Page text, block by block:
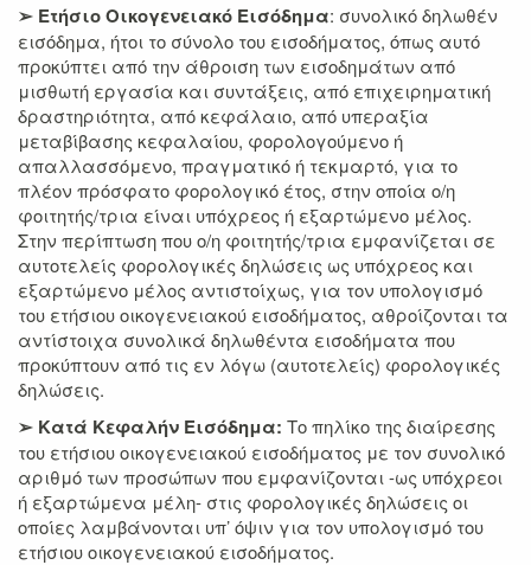
➢ Ετήσιο Οικογενειακό Εισόδημα: συνολικό δηλωθέν
εισόδημα, ήτοι το σύνολο του εισοδήματος, όπως αυτό
προκύπτει από την άθροιση των εισοδημάτων από
μισθωτή εργασία και συντάξεις, από επιχειρηματική
δραστηριότητα, από κεφάλαιο, από υπεραξία
μεταβίβασης κεφαλαίου, φορολογούμενο ή
απαλλασσόμενο, πραγματικό ή τεκμαρτό, για το
πλέον πρόσφατο φορολογικό έτος, στην οποία ο/η
φοιτητής/τρια είναι υπόχρεος ή εξαρτώμενο μέλος.
Στην περίπτωση που ο/η φοιτητής/τρια εμφανίζεται σε
αυτοτελείς φορολογικές δηλώσεις ως υπόχρεος και
εξαρτώμενο μέλος αντιστοίχως, για τον υπολογισμό
του ετήσιου οικογενειακού εισοδήματος, αθροίζονται τα
αντίστοιχα συνολικά δηλωθέντα εισοδήματα που
προκύπτουν από τις εν λόγω (αυτοτελείς) φορολογικές
δηλώσεις.
➢ Κατά Κεφαλήν Εισόδημα: Το πηλίκο της διαίρεσης
του ετήσιου οικογενειακού εισοδήματος με τον συνολικό
αριθμό των προσώπων που εμφανίζονται -ως υπόχρεοι
ή εξαρτώμενα μέλη- στις φορολογικές δηλώσεις οι
οποίες λαμβάνονται υπ’ όψιν για τον υπολογισμό του
ετήσιου οικογενειακού εισοδήματος.